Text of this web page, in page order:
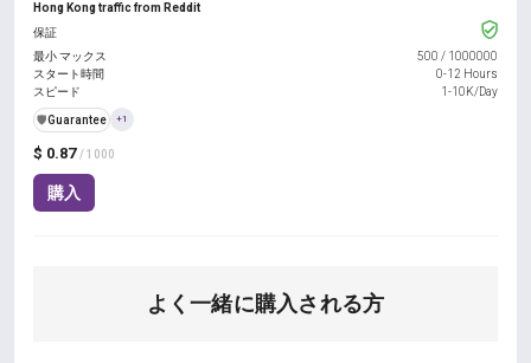
Hong Kong traffic from Reddit
$ 0.87 / 1000
購入
保証
最小 マックス
500 / 1000000
スタート時間
0-12 Hours
スピード
1-10K/Day
️🛡️Guarantee +1
よく一緒に購入される方